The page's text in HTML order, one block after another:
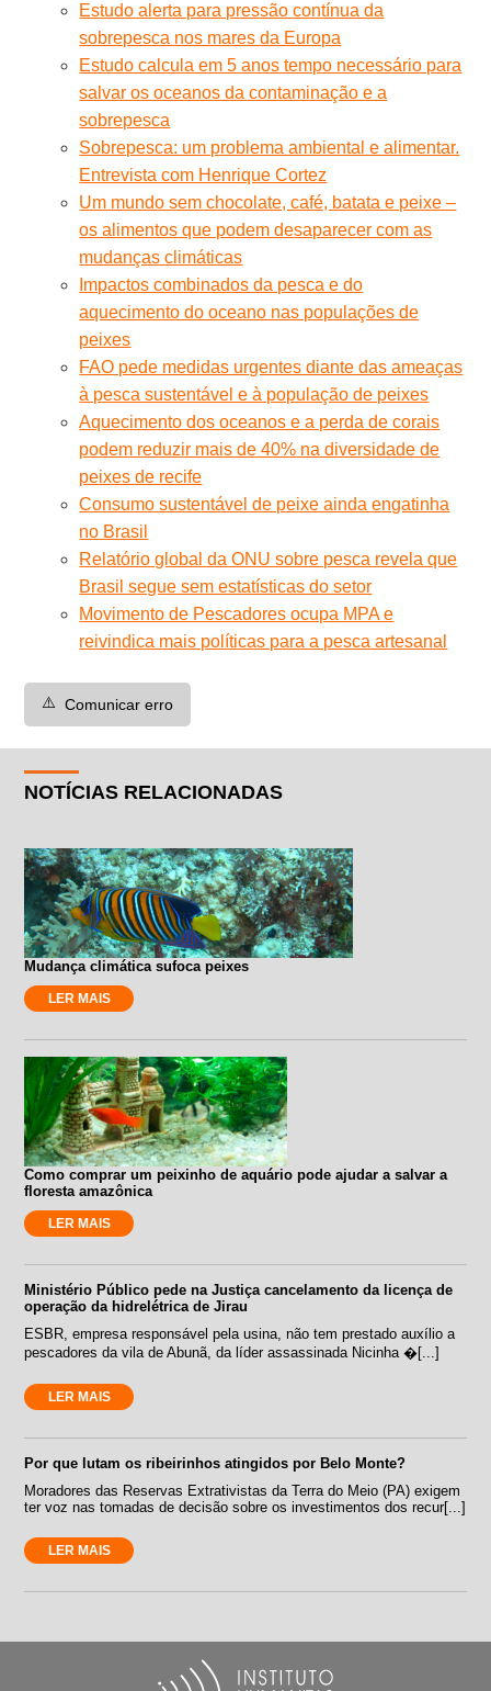
Estudo alerta para pressão contínua da
sobrepesca nos mares da Europa
Estudo calcula em 5 anos tempo necessário para
salvar os oceanos da contaminação e a
sobrepesca
Sobrepesca: um problema ambiental e alimentar.
Entrevista com Henrique Cortez
Um mundo sem chocolate, café, batata e peixe –
os alimentos que podem desaparecer com as
mudanças climáticas
Impactos combinados da pesca e do
aquecimento do oceano nas populações de
peixes
FAO pede medidas urgentes diante das ameaças
à pesca sustentável e à população de peixes
Aquecimento dos oceanos e a perda de corais
podem reduzir mais de 40% na diversidade de
peixes de recife
Consumo sustentável de peixe ainda engatinha
no Brasil
Relatório global da ONU sobre pesca revela que
Brasil segue sem estatísticas do setor
Movimento de Pescadores ocupa MPA e
reivindica mais políticas para a pesca artesanal
⚠️ Comunicar erro
NOTÍCIAS RELACIONADAS
Mudança climática sufoca peixes
LER MAIS
Como comprar um peixinho de aquário pode ajudar a salvar a
floresta amazônica
LER MAIS
Ministério Público pede na Justiça cancelamento da licença de
operação da hidrelétrica de Jirau
ESBR, empresa responsável pela usina, não tem prestado auxílio a
pescadores da vila de Abunã, da líder assassinada Nicinha �[...]
LER MAIS
Por que lutam os ribeirinhos atingidos por Belo Monte?
Moradores das Reservas Extrativistas da Terra do Meio (PA) exigem
ter voz nas tomadas de decisão sobre os investimentos dos recur[...]
LER MAIS